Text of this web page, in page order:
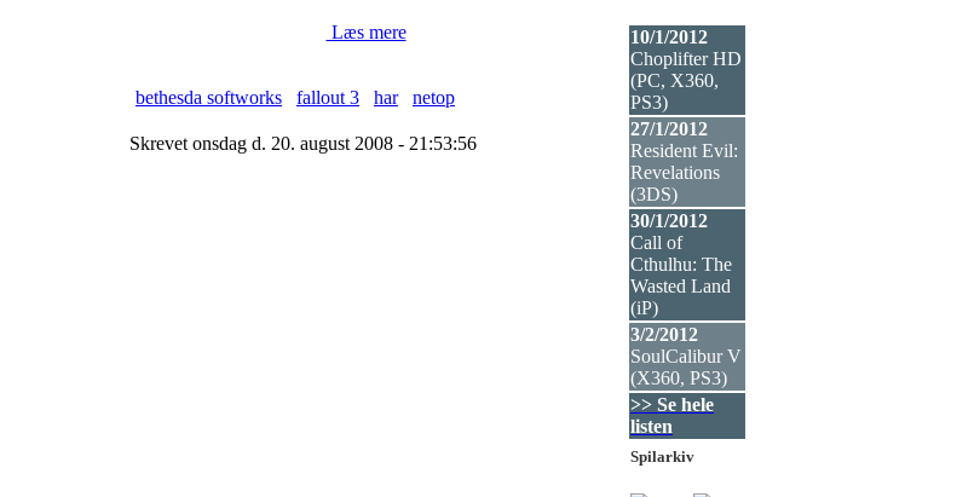
Læs mere
bethesda softworks fallout 3 har netop
Skrevet onsdag d. 20. august 2008 - 21:53:56
10/1/2012
Choplifter HD
(PC, X360,
PS3)
27/1/2012
Resident Evil:
Revelations
(3DS)
30/1/2012
Call of
Cthulhu: The
Wasted Land
(iP)
3/2/2012
SoulCalibur V
(X360, PS3)
>> Se hele
listen
Spilarkiv